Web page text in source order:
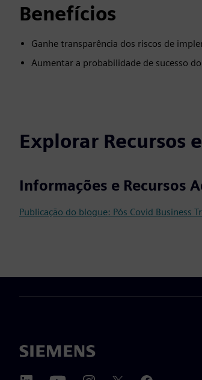
Benefícios
Ganhe transparência dos riscos de
Aumentar a probabilidade de sucesso
Explorar Recursos
Informações e Recursos
Publicação do blogue: Pós Covid Business